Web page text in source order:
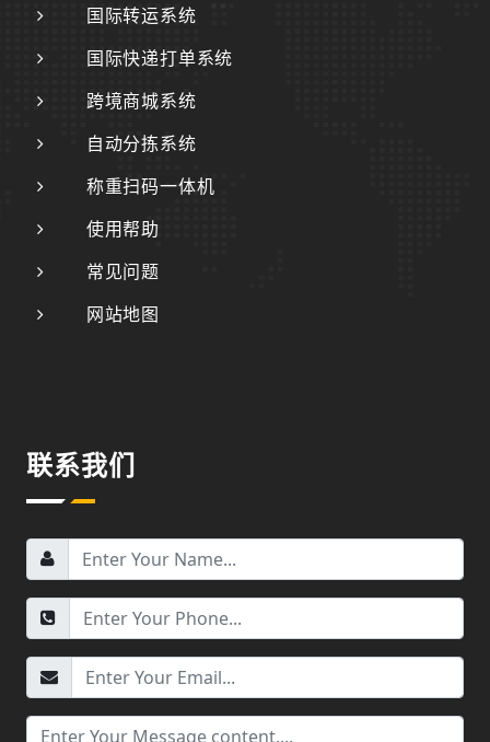
国际转运系统
国际快递打单系统
跨境商城系统
自动分拣系统
称重扫码一体机
使用帮助
常见问题
网站地图
联系我们